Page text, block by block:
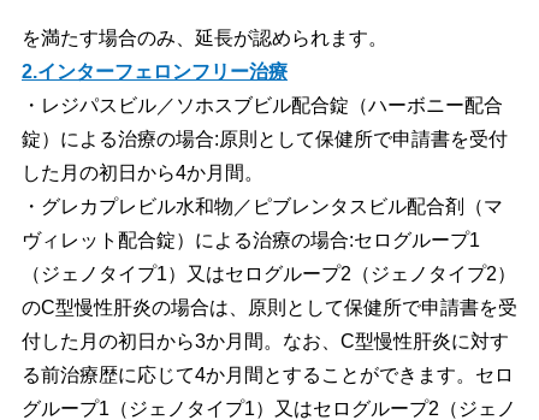
を満たす場合のみ、延長が認められます。
2.インターフェロンフリー治療
・レジパスビル／ソホスブビル配合錠（ハーボニー配合
錠）による治療の場合:原則として保健所で申請書を受付
した月の初日から4か月間。
・グレカプレビル水和物／ピブレンタスビル配合剤（マ
ヴィレット配合錠）による治療の場合:セログループ1
（ジェノタイプ1）又はセログループ2（ジェノタイプ2）
のC型慢性肝炎の場合は、原則として保健所で申請書を受
付した月の初日から3か月間。なお、C型慢性肝炎に対す
る前治療歴に応じて4か月間とすることができます。セロ
グループ1（ジェノタイプ1）又はセログループ2（ジェノ